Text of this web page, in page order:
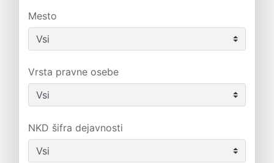
Mesto
Vrsta pravne osebe
NKD šifra dejavnosti